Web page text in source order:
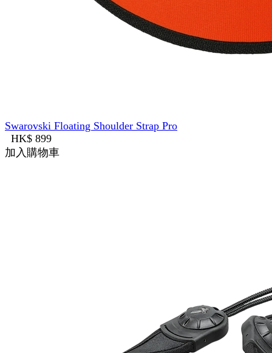
Swarovski Floating Shoulder Strap Pro
HK$ 899
加入購物車